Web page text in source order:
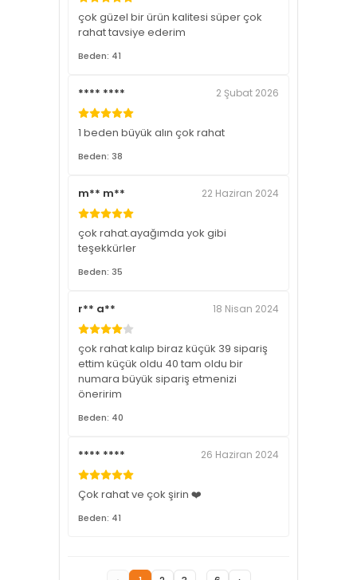
çok güzel bir ürün kalitesi süper çok
rahat tavsiye ederim
Beden: 41
**** **** 2 Şubat 2026
1 beden büyük alın çok rahat
Beden: 38
m** m** 22 Haziran 2024
çok rahat.ayağımda yok gibi
teşekkürler
Beden: 35
r** a** 18 Nisan 2024
çok rahat kalıp biraz küçük 39 sipariş
ettim küçük oldu 40 tam oldu bir
numara büyük sipariş etmenizi
öneririm
Beden: 40
**** **** 26 Haziran 2024
Çok rahat ve çok şirin ❤️
Beden: 41